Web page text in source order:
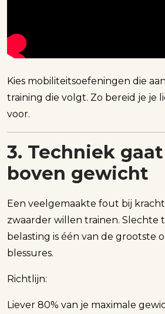
Kies mobiliteitsoefeningen die
training die volgt. Zo bereid je je
voor.
3. Techniek
boven gewicht
Een veelgemaakte fout bij
zwaarder willen trainen. Slechte
belasting is één van de grootste
blessures.
Richtlijn:
Liever 80% van je maximale